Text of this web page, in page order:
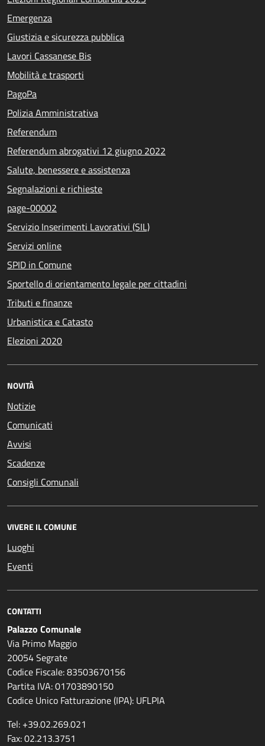
Emergenza
Giustizia e sicurezza pubblica
Lavori Cassanese Bis
Mobilità e trasporti
PagoPa
Polizia Amministrativa
Referendum
Referendum abrogativi 12 giugno 2022
Salute, benessere e assistenza
Segnalazioni e richieste
page-00002
Servizio Inserimenti Lavorativi (SIL)
Servizi online
SPID in Comune
Sportello di orientamento legale per cittadini
Tributi e finanze
Urbanistica e Catasto
Elezioni 2020
NOVITÀ
Notizie
Comunicati
Avvisi
Scadenze
Consigli Comunali
VIVERE IL COMUNE
Luoghi
Eventi
CONTATTI
Palazzo Comunale
Via Primo Maggio
20054 Segrate
Codice Fiscale: 83503670156
Partita IVA: 01703890150
Codice Unico Fatturazione (IPA): UFLPIA
Tel: +39.02.269.021
Fax: 02.213.3751